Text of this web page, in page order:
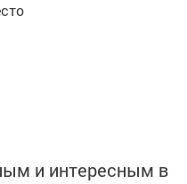
и интересным в